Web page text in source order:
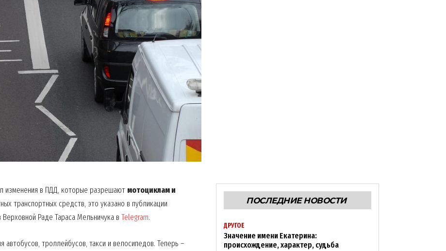
изменения в ПДД, которые разрешают мотоциклам и
транспортных средств, это указано в публикации
Раде Тараса Мельничука в Telegram.
троллейбусов, такси и велосипедов. Теперь –
ПОСЛЕДНИЕ НОВОСТИ
ДРУГОЕ
Значение имени Екатерина:
происхождение, характер, судьба